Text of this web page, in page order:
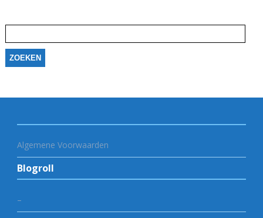
naar:
Algemene Voorwaarden
Blogroll
–